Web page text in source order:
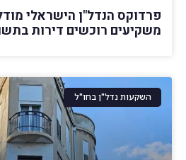
משקיעים רוכשים דירות
השקעות נדל"ן בחו"ל